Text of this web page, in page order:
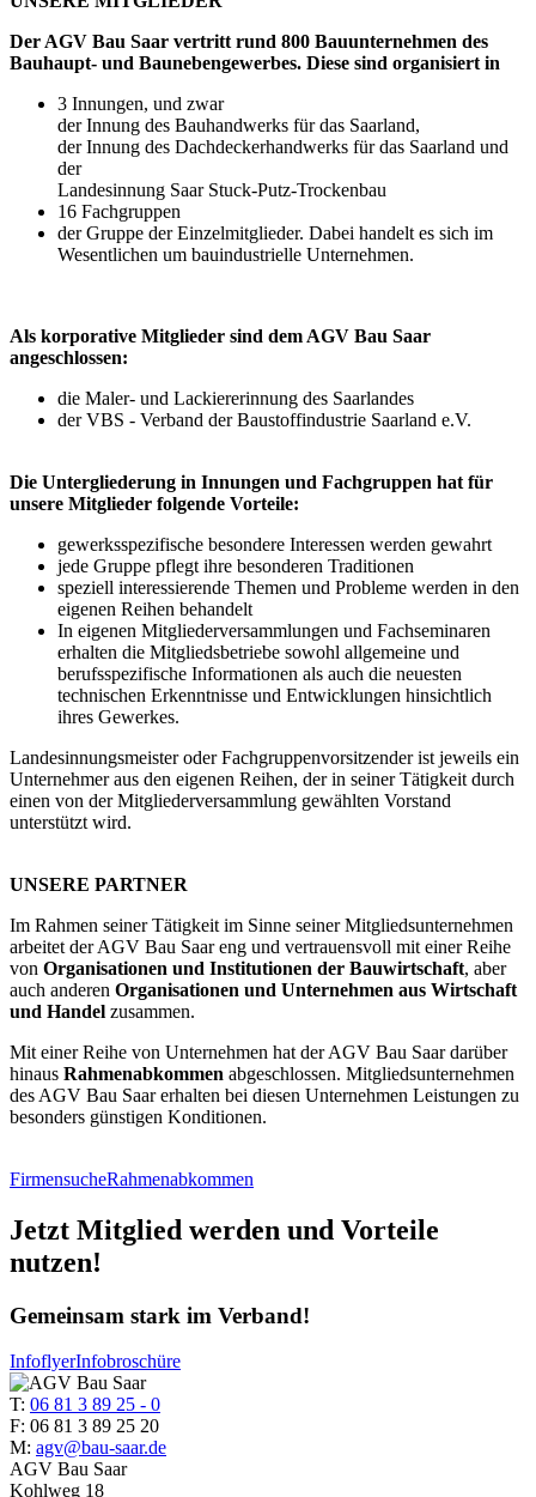
Der AGV Bau Saar vertritt rund 800 Bauunternehmen des
Bauhaupt- und Baunebengewerbes. Diese sind organisiert in
3 Innungen, und zwar
der Innung des Bauhandwerks für das Saarland,
der Innung des Dachdeckerhandwerks für das Saarland und
der
Landesinnung Saar Stuck-Putz-Trockenbau
16 Fachgruppen
der Gruppe der Einzelmitglieder. Dabei handelt es sich im
Wesentlichen um bauindustrielle Unternehmen.
Als korporative Mitglieder sind dem AGV Bau Saar
angeschlossen:
die Maler- und Lackiererinnung des Saarlandes
der VBS - Verband der Baustoffindustrie Saarland e.V.
Die Untergliederung in Innungen und Fachgruppen hat für
unsere Mitglieder folgende Vorteile:
gewerksspezifische besondere Interessen werden gewahrt
jede Gruppe pflegt ihre besonderen Traditionen
speziell interessierende Themen und Probleme werden in den
eigenen Reihen behandelt
In eigenen Mitgliederversammlungen und Fachseminaren
erhalten die Mitgliedsbetriebe sowohl allgemeine und
berufsspezifische Informationen als auch die neuesten
technischen Erkenntnisse und Entwicklungen hinsichtlich
ihres Gewerkes.
Landesinnungsmeister oder Fachgruppenvorsitzender ist jeweils ein
Unternehmer aus den eigenen Reihen, der in seiner Tätigkeit durch
einen von der Mitgliederversammlung gewählten Vorstand
unterstützt wird.
UNSERE PARTNER
Im Rahmen seiner Tätigkeit im Sinne seiner Mitgliedsunternehmen
arbeitet der AGV Bau Saar eng und vertrauensvoll mit einer Reihe
von Organisationen und Institutionen der Bauwirtschaft, aber
auch anderen Organisationen und Unternehmen aus Wirtschaft
und Handel zusammen.
Mit einer Reihe von Unternehmen hat der AGV Bau Saar darüber
hinaus Rahmenabkommen abgeschlossen. Mitgliedsunternehmen
des AGV Bau Saar erhalten bei diesen Unternehmen Leistungen zu
besonders günstigen Konditionen.
FirmensucheRahmenabkommen
Jetzt Mitglied werden und Vorteile
nutzen!
Gemeinsam stark im Verband!
InfoflyerInfobroschüre
T: 06 81 3 89 25 - 0
F: 06 81 3 89 25 20
M: agv@bau-saar.de
AGV Bau Saar
Kohlweg 18